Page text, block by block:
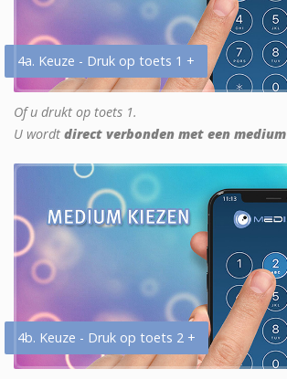
4a. Keuze - Druk op toets 1 +
Of u drukt op toets 1.
U wordt direct verbonden met een medium
4b. Keuze - Druk op toets 2 +